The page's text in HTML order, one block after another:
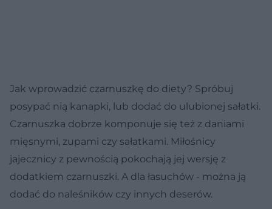
Jak wprowadzić czarnuszkę do diety? Spróbuj
posypać nią kanapki, lub dodać do ulubionej sałatki.
Czarnuszka dobrze komponuje się też z daniami
mięsnymi, zupami czy sałatkami. Miłośnicy
jajecznicy z pewnością pokochają jej wersję z
dodatkiem czarnuszki. A dla łasuchów - można ją
dodać do naleśników czy innych deserów.